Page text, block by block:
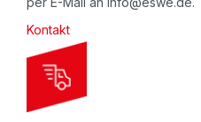
mit bestimmten
verbunden ist.
UnterKonfektionsservice
Sonderlösung
e
t
e
Kontakt